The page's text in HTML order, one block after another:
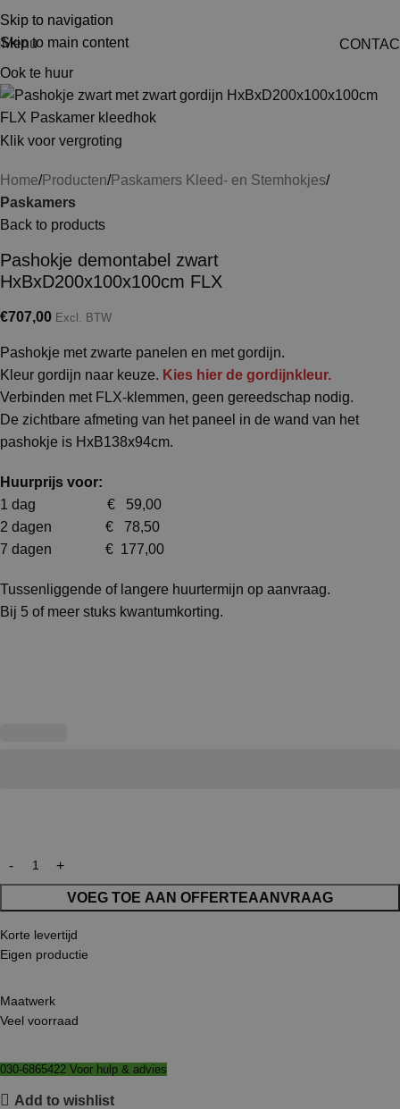
Skip to navigation
Skip to main content
Menu
Ook te huur
Klik voor vergroting
Home Producten Paskamers Kleed- en Stemhokjes
Paskamers
Back to products
Pashokje demontabel zwart
HxBxD200x100x100cm FLX
€707,00 Excl. BTW
Pashokje met zwarte panelen en met gordijn.
Kleur gordijn naar keuze. Kies hier de gordijnkleur.
Verbinden met FLX-klemmen, geen gereedschap nodig.
De zichtbare afmeting van het paneel in de wand van het
pashokje is HxB138x94cm.
Huurprijs voor:
1 dag € 59,00
2 dagen € 78,50
7 dagen € 177,00
Tussenliggende of langere huurtermijn op aanvraag.
Bij 5 of meer stuks kwantumkorting.
VOEG TOE AAN OFFERTEAANVRAAG
Korte levertijd
Eigen productie
Maatwerk
Veel voorraad
030-6865422 Voor hulp & advies
Add to wishlist